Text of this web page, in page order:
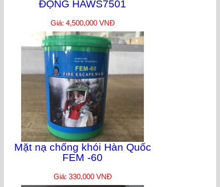
ĐỘNG HAWS7501
Giá: 4,500,000 VNĐ
Mặt nạ chống khói Hàn Quốc
FEM -60
Giá: 330,000 VNĐ